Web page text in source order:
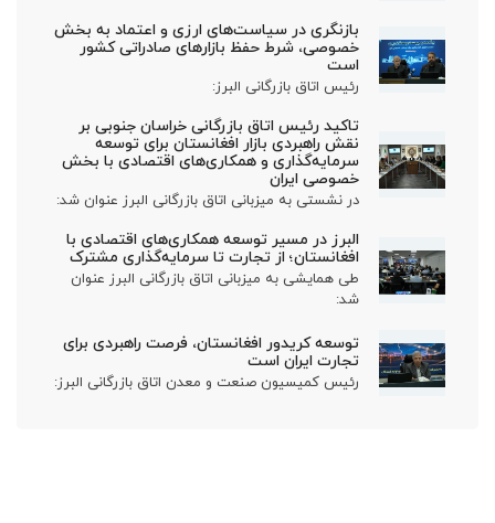
بازنگری در سیاست‌های ارزی و اعتماد به بخش
خصوصی، شرط حفظ بازارهای صادراتی کشور
است
رئیس اتاق بازرگانی البرز:
تاکید رئیس اتاق بازرگانی خراسان جنوبی بر
نقش راهبردی بازار افغانستان برای توسعه
سرمایه‌گذاری و همکاری‌های اقتصادی با بخش
خصوصی ایران
در نشستی به میزبانی اتاق بازرگانی البرز عنوان شد:
البرز در مسیر توسعه همکاری‌های اقتصادی با
افغانستان؛ از تجارت تا سرمایه‌گذاری مشترک
طی همایشی به میزبانی اتاق بازرگانی البرز عنوان
شد:
توسعه کریدور افغانستان، فرصت راهبردی برای
تجارت ایران است
رئیس کمیسیون صنعت و معدن اتاق بازرگانی البرز: